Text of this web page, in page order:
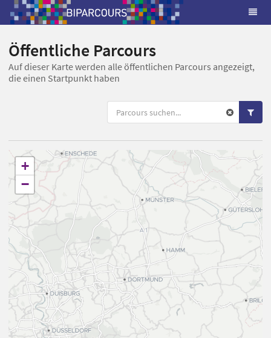
Öffentliche Parcours
Auf dieser Karte werden alle öffentlichen Parcours angezeigt,
die einen Startpunkt haben
+
−